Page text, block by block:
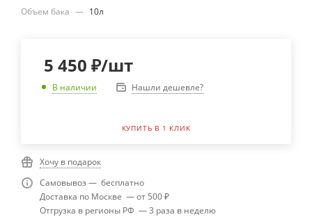
Объем бака — 10л
5 450 ₽/шт
В наличии Нашли дешевле?
КУПИТЬ В 1 КЛИК
Хочу в подарок
Самовывоз — бесплатно
Доставка по Москве — от 500 ₽
Отгрузка в регионы РФ — 3 раза в неделю